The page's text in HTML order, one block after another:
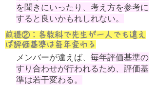
を聞きにいったり、考え方を参考に
すると良いかもれしれない。
前提②：各教科で先生が一人でも違え
ば評価基準は毎年変わる
​メンバーが違えば、 毎年評価基準の
すり合わせが行われるため、評価基
準は若干変わる。